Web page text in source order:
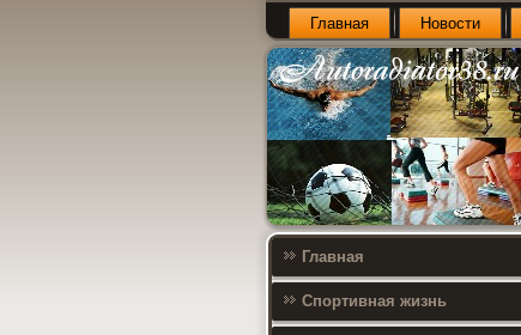
Главная Новости
Главная
Спортивная жизнь